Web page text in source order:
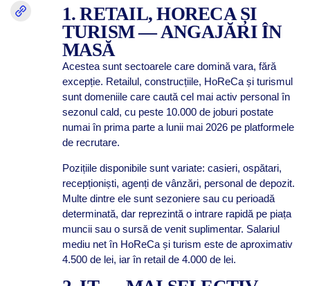
1. RETAIL, HORECA ȘI
TURISM — ANGAJĂRI ÎN
MASĂ
Acestea sunt sectoarele care domină vara, fără
excepție. Retailul, construcțiile, HoReCa și turismul
sunt domeniile care caută cel mai activ personal în
sezonul cald, cu peste 10.000 de joburi postate
numai în prima parte a lunii mai 2026 pe platformele
de recrutare.
Pozițiile disponibile sunt variate: casieri, ospătari,
recepționiști, agenți de vânzări, personal de depozit.
Multe dintre ele sunt sezoniere sau cu perioadă
determinată, dar reprezintă o intrare rapidă pe piața
muncii sau o sursă de venit suplimentar. Salariul
mediu net în HoReCa și turism este de aproximativ
4.500 de lei, iar în retail de 4.000 de lei.